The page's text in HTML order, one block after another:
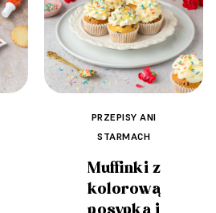
PRZEPISY ANI
STARMACH
Muffinki z
kolorową